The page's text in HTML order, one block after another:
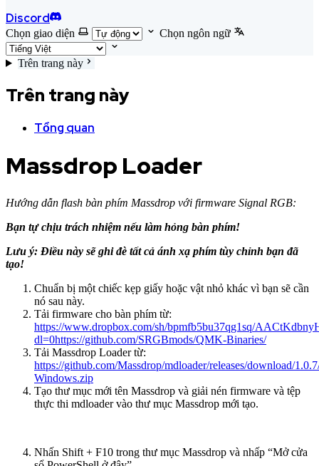
Discord
Chọn giao diện Chọn ngôn ngữ
Trên trang này
Trên trang này
Tổng quan
Massdrop Loader
Hướng dẫn flash bàn phím Massdrop với firmware Signal RGB:
Bạn tự chịu trách nhiệm nếu làm hỏng bàn phím!
Lưu ý: Điều này sẽ ghi đè tất cả ánh xạ phím tùy chỉnh bạn đã
tạo!
Chuẩn bị một chiếc kẹp giấy hoặc vật nhỏ khác vì bạn sẽ cần
nó sau này.
Tải firmware cho bàn phím từ:
https://www.dropbox.com/sh/bpmfb5bu37qg1sq/
dl=0https://github.com/SRGBmods/QMK-Binaries/
Tải Massdrop Loader từ:
https://github.com/Massdrop/mdloader/releases/download/
Windows.zip
Tạo thư mục mới tên Massdrop và giải nén firmware và tệp
thực thi mdloader vào thư mục Massdrop mới tạo.
Nhấn Shift + F10 trong thư mục Massdrop và nhấp “Mở cửa